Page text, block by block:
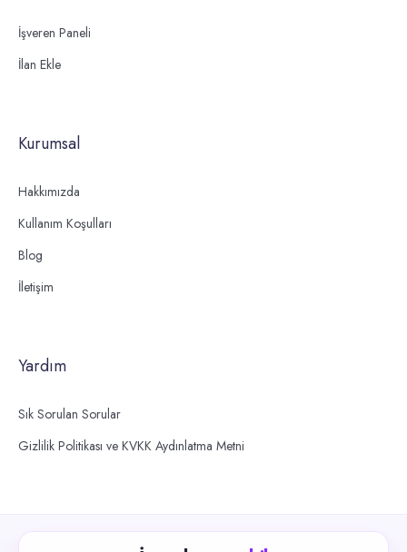
İşveren Paneli
İlan Ekle
Kurumsal
Hakkımızda
Kullanım Koşulları
Blog
İletişim
Yardım
Sık Sorulan Sorular
Gizlilik Politikası ve KVKK Aydınlatma Metni